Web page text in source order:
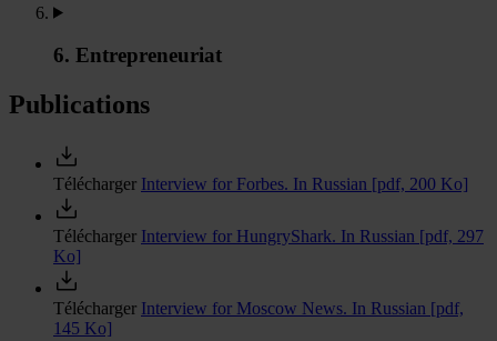
6. Entrepreneuriat
Publications
Télécharger Interview for Forbes. In Russian [pdf, 200 Ko]
Télécharger Interview for HungryShark. In Russian [pdf, 297
Ko]
Télécharger Interview for Moscow News. In Russian [pdf,
145 Ko]